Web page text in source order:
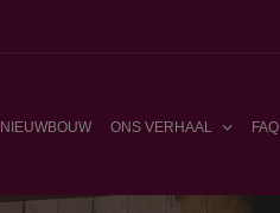
NIEUWBOUW ONS VERHAAL FAQ